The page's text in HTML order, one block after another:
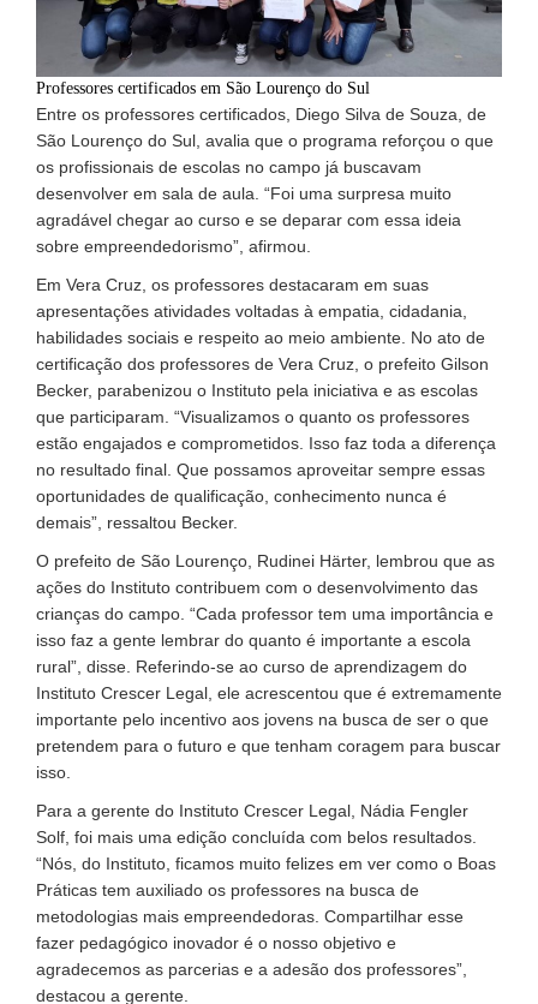
Professores certificados em São Lourenço do Sul
Entre os professores certificados, Diego Silva de Souza, de
São Lourenço do Sul, avalia que o programa reforçou o que
os profissionais de escolas no campo já buscavam
desenvolver em sala de aula. “Foi uma surpresa muito
agradável chegar ao curso e se deparar com essa ideia
sobre empreendedorismo”, afirmou.
Em Vera Cruz, os professores destacaram em suas
apresentações atividades voltadas à empatia, cidadania,
habilidades sociais e respeito ao meio ambiente. No ato de
certificação dos professores de Vera Cruz, o prefeito Gilson
Becker, parabenizou o Instituto pela iniciativa e as escolas
que participaram. “Visualizamos o quanto os professores
estão engajados e comprometidos. Isso faz toda a diferença
no resultado final. Que possamos aproveitar sempre essas
oportunidades de qualificação, conhecimento nunca é
demais”, ressaltou Becker.
O prefeito de São Lourenço, Rudinei Härter, lembrou que as
ações do Instituto contribuem com o desenvolvimento das
crianças do campo. “Cada professor tem uma importância e
isso faz a gente lembrar do quanto é importante a escola
rural”, disse. Referindo-se ao curso de aprendizagem do
Instituto Crescer Legal, ele acrescentou que é extremamente
importante pelo incentivo aos jovens na busca de ser o que
pretendem para o futuro e que tenham coragem para buscar
isso.
Para a gerente do Instituto Crescer Legal, Nádia Fengler
Solf, foi mais uma edição concluída com belos resultados.
“Nós, do Instituto, ficamos muito felizes em ver como o Boas
Práticas tem auxiliado os professores na busca de
metodologias mais empreendedoras. Compartilhar esse
fazer pedagógico inovador é o nosso objetivo e
agradecemos as parcerias e a adesão dos professores”,
destacou a gerente.